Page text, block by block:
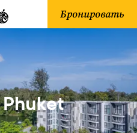
Бронировать